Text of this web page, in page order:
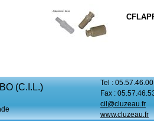
(C.I.L.)
Tel :
Fax :
cil@cluzeau.fr
www.cluzeau.fr